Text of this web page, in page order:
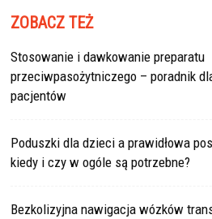
ZOBACZ TEŻ
Stosowanie i dawkowanie preparatu
przeciwpasożytniczego – poradnik
pacjentów
Poduszki dla dzieci a prawidłowa
kiedy i czy w ogóle są potrzebne?
Bezkolizyjna nawigacja wózków